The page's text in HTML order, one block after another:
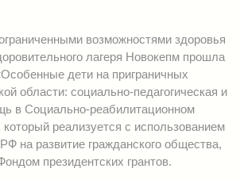
возможностями здоровья
лагеря Новокепм прошла
дети на приграничных
области: социально-педагогическая и
в Социально-реабилитационном
который реализуется с использованием
на развитие гражданского общества,
президентских грантов.